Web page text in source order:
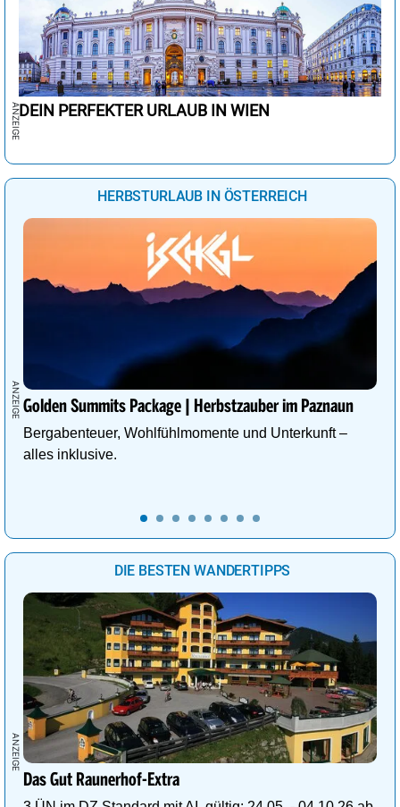
DEIN PERFEKTER URLAUB IN WIEN
HERBSTURLAUB IN ÖSTERREICH
Golden Summits Package | Herbstzauber im Paznaun
Bergabenteuer, Wohlfühlmomente und Unterkunft –
alles inklusive.
DIE BESTEN WANDERTIPPS
Das Gut Raunerhof-Extra